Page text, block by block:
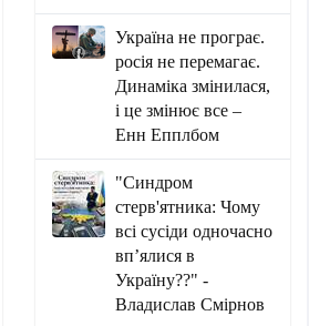
Україна не програє.
росія не перемагає.
Динаміка змінилася,
і це змінює все –
Енн Епплбом
"Синдром
стерв'ятника: Чому
всі сусіди одночасно
вп’ялися в
Україну??" -
Владислав Смірнов